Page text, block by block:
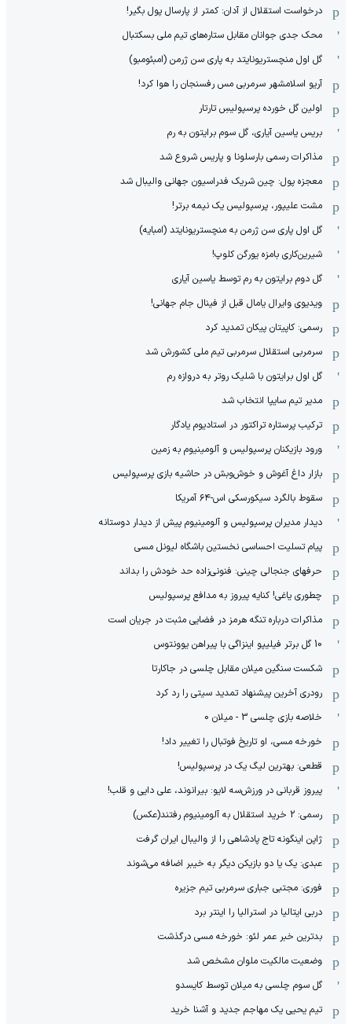
درخواست استقلال از آدان: کمتر از پارسال پول بگیر!
محک جدی ‌جوانان مقابل ستاره‌های تیم ملی بسکتبال
گل اول منچستریونایتد به پاری سن ژرمن (امبئومبو)
آریو اسلامشهر سرمربی مس رفسنجان را هوا کرد!
اولین گل خورده پرسپولیسِ تارتار
بریس یاسین آیاری، گل سوم برایتون به رم
مذاکرات رسمی بارسلونا و پاریس شروع شد
معجزه پول: چین شریک فدراسیون جهانی والیبال شد
مشت علیپور، پرسپولیس یک نیمه برتر!
گل اول پاری سن ژرمن به منچستریونایتد (امبایه)
شیرین‌کاری بامزه یورگن کلوپ!
گل دوم برایتون به رم توسط یاسین آیاری
ویدیوی وایرال یامال قبل از فینال جام جهانی!
رسمی: کاپیتان پیکان تمدید کرد
سرمربی استقلال سرمربی تیم ملی کشورش شد
گل اول برایتون با شلیک روتر به دروازه رم
مدیر تیم سایپا انتخاب شد
ترکیب پرستاره تراکتور در استادیوم یادگار
ورود بازیکنان پرسپولیس و آلومینیوم به زمین
بازار داغ آغوش و خوش‌و‌بش در حاشیه بازی پرسپولیس
سقوط بالگرد سیکورسکی اس-۶۴ آمریکا
دیدار مدیران پرسپولیس و آلومینیوم پیش از دیدار دوستانه
پیام تسلیت احساسی نخستین باشگاه لیونل مسی
حرفهای جنجالی چینی: فنونی‌زاده حد خودش را بداند
چطوری یاغی! کنایه پیروز به مدافع پرسپولیس
مذاکرات درباره تنگه هرمز در فضایی مثبت در جریان است
10 گل برتر فیلیپو اینزاگی با پیراهن یوونتوس
شکست سنگین میلان مقابل چلسی در جاکارتا
رودری آخرین پیشنهاد تمدید سیتی را رد کرد
خلاصه بازی چلسی 3 - میلان 0
خورخه مسی، او تاریخ فوتبال را تغییر داد!
قطعی: بهترین لیگ یک در پرسپولیس!
پیروز قربانی در ورزش‌سه لایو: بیرانوند، علی دایی و قلب!
رسمی: 2 خرید استقلال به آلومینیوم رفتند(عکس)
ژاپن اینگونه تاج پادشاهی را از والیبال ایران گرفت
عبدی: یک یا دو بازیکن دیگر به خیبر اضافه می‌شوند
فوری: مجتبی جباری سرمربی تیم جزیره
دربی ایتالیا در استرالیا را اینتر برد
بدترین خبر عمر لئو: خورخه مسی درگذشت
وضعیت مالکیت ملوان مشخص شد
گل سوم چلسی به میلان توسط کایسدو
تیم یحیی یک مهاجم جدید و آشنا خرید